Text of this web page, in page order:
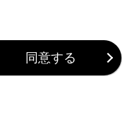
同意する